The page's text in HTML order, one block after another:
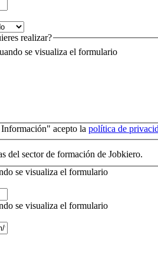
se visualiza el formulario
realizar?
acepto la política de
del sector de formación de Jobkiero.
se visualiza el formulario
se visualiza el formulario